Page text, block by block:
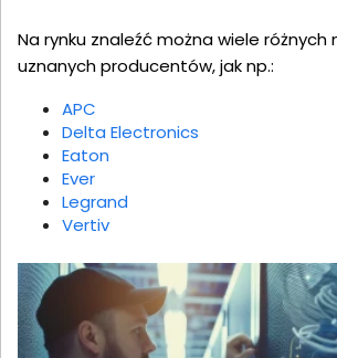
Na rynku znaleźć można wiele różnych
uznanych producentów, jak np.:
APC
Delta Electronics
Eaton
Ever
Legrand
Vertiv